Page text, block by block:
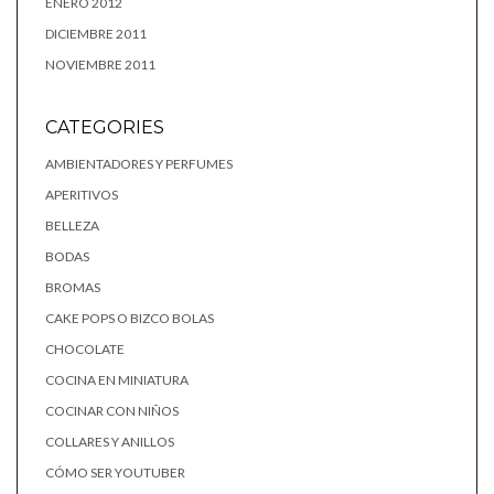
DICIEMBRE 2011
NOVIEMBRE 2011
CATEGORIES
AMBIENTADORES Y PERFUMES
APERITIVOS
BELLEZA
BODAS
BROMAS
CAKE POPS O BIZCO BOLAS
CHOCOLATE
COCINA EN MINIATURA
COCINAR CON NIÑOS
COLLARES Y ANILLOS
CÓMO SER YOUTUBER